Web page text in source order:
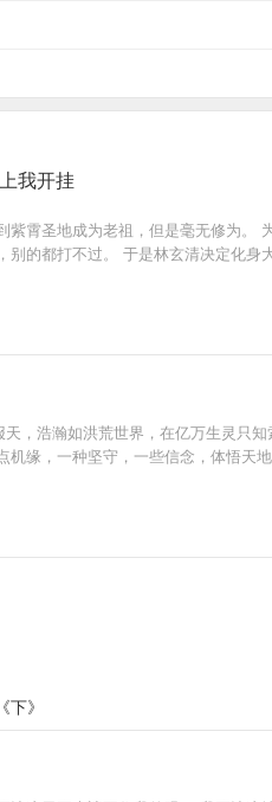
我开挂
紫霄圣地成为老祖，但是毫无修为。
别的都打不过。 于是林玄清决定化
，浩瀚如洪荒世界，在亿万生灵只
缘，一种坚守，一些信念，体悟天
》